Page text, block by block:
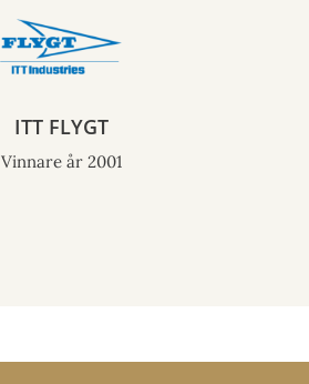
ITT FLYGT
Vinnare år 2001